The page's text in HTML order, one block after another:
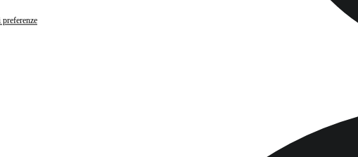
preferenze